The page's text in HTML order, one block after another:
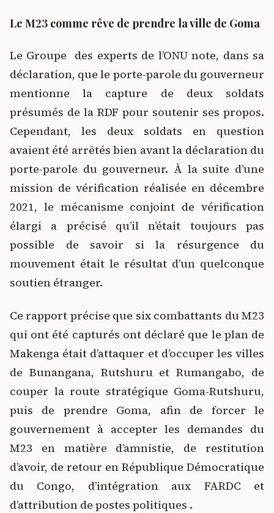
Le M23 comme rêve de prendre la ville de Goma
Le Groupe des experts de l’ONU note, dans sa
déclaration, que le porte-parole du gouverneur
mentionne la capture de deux soldats
présumés de la RDF pour soutenir ses propos.
Cependant, les deux soldats en question
avaient été arrêtés bien avant la déclaration du
porte-parole du gouverneur. À la suite d’une
mission de vérification réalisée en décembre
2021, le mécanisme conjoint de vérification
élargi a précisé qu’il n’était toujours pas
possible de savoir si la résurgence du
mouvement était le résultat d’un quelconque
soutien étranger.
Ce rapport précise que six combattants du M23
qui ont été capturés ont déclaré que le plan de
Makenga était d’attaquer et d’occuper les villes
de Bunangana, Rutshuru et Rumangabo, de
couper la route stratégique Goma-Rutshuru,
puis de prendre Goma, afin de forcer le
gouvernement à accepter les demandes du
M23 en matière d’amnistie, de restitution
d’avoir, de retour en République Démocratique
du Congo, d’intégration aux FARDC et
d’attribution de postes politiques .